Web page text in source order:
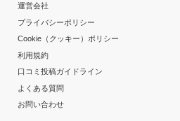
運営会社
プライバシーポリシー
Cookie（クッキー）ポリシー
利用規約
口コミ投稿ガイドライン
よくある質問
お問い合わせ